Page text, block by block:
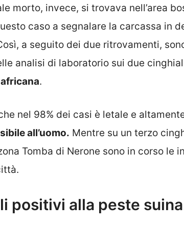
morto, invece, si trovava nell’area
caso a segnalare la carcassa in
a seguito dei due ritrovamenti,
analisi di laboratorio sui due
.
nel 98% dei casi è letale e
all’uomo. Mentre su un terzo
Tomba di Nerone sono in corso le
positivi alla peste